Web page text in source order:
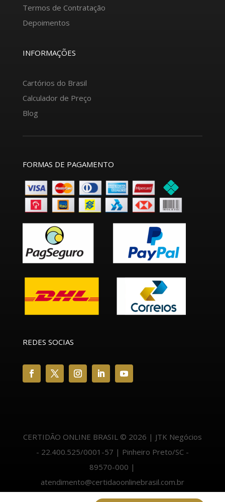
Termos de Contratação
Depoimentos
INFORMAÇÕES
Cartórios do Brasil
Calculador de Preço
Blog
FORMAS DE PAGAMENTO
REDES SOCIAS
CERTIDÃO ONLINE BRASIL © 2026 | JTK Negócios
- 22.400.525/0001-57 | Pinheiro Preto/SC -
89570-000 |
atendimento@certidaoonlinebrasil.com.br